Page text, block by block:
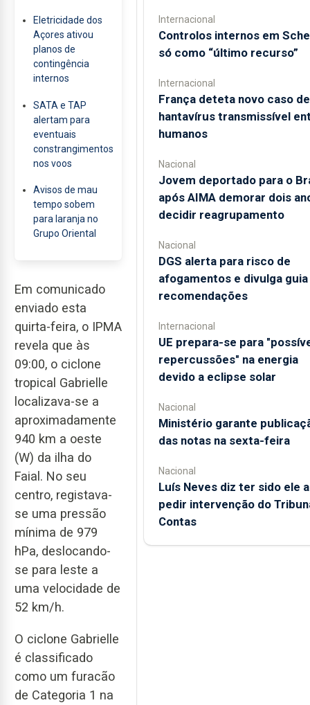
Eletricidade dos
Açores ativou
planos de
contingência
internos
SATA e TAP
alertam para
eventuais
constrangimentos
nos voos
Avisos de mau
tempo sobem
para laranja no
Grupo Oriental
Em comunicado
enviado esta
quirta-feira, o IPMA
revela que às
09:00, o ciclone
tropical Gabrielle
localizava-se a
aproximadamente
940 km a oeste
(W) da ilha do
Faial. No seu
centro, registava-
se uma pressão
mínima de 979
hPa, deslocando-
se para leste a
uma velocidade de
52 km/h.
O ciclone Gabrielle
é classificado
como um furacão
de Categoria 1 na
Internacional
Controlos internos em
só como “último recurso”
Internacional
França deteta novo caso de
hantavírus transmissível
humanos
Nacional
Jovem deportado para o
após AIMA demorar dois
decidir reagrupamento
Nacional
DGS alerta para risco de
afogamentos e divulga
recomendações
Internacional
UE prepara-se para
repercussões" na energia
devido a eclipse solar
Nacional
Ministério garante
das notas na sexta-feira
Nacional
Luís Neves diz ter sido ele a
pedir intervenção do
Contas